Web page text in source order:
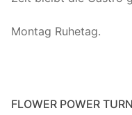
Montag Ruhetag.
FLOWER POWER